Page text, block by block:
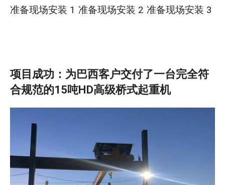
准备现场安装 1 准备现场安装 2 准备现场安装 3
项目成功：为巴西客户交付了一台完全符
合规范的15吨HD高级桥式起重机